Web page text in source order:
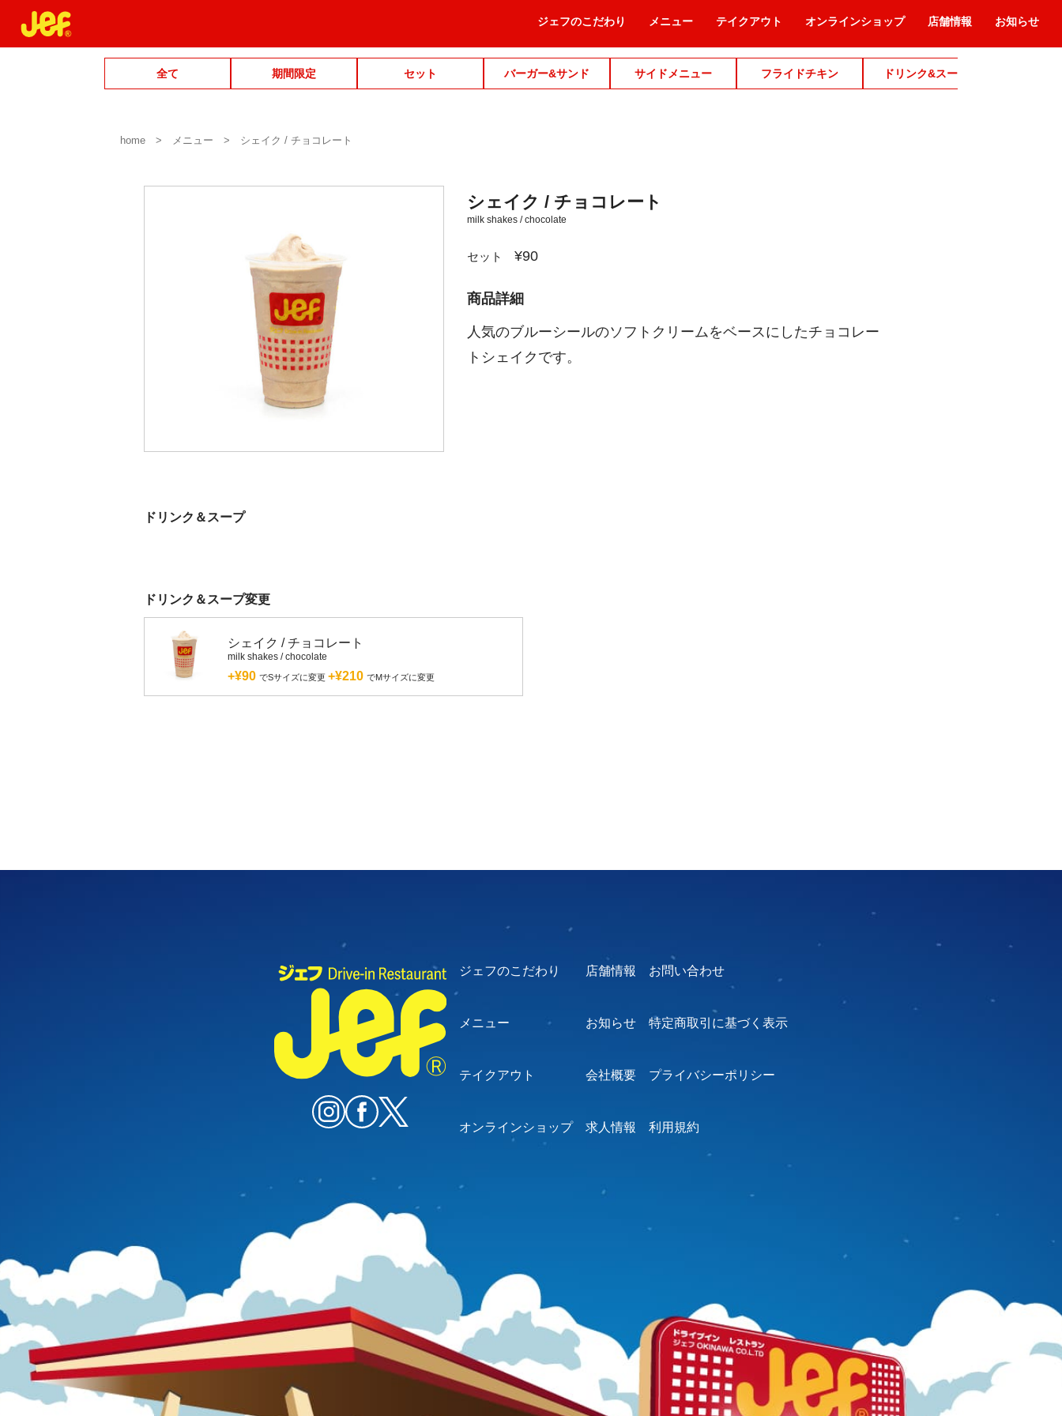
ジェフのこだわり メニュー テイクアウト オンラインショップ 店舗情報 お知らせ
全て 期間限定 セット バーガー&サンド サイドメニュー フライドチキン ドリンク&スープ
home メニュー シェイク / チョコレート
シェイク / チョコレート
milk shakes / chocolate
セット ¥90
商品詳細
人気のブルーシールのソフトクリームをベースにしたチョコレー
トシェイクです。
ドリンク＆スープ
ドリンク＆スープ変更
シェイク / チョコレート
milk shakes / chocolate
+¥90 でSサイズに変更 +¥210 でMサイズに変更
ジェフのこだわり
メニュー
テイクアウト
オンラインショップ
店舗情報
お知らせ
会社概要
求人情報
お問い合わせ
特定商取引に基づく表示
プライバシーポリシー
利用規約